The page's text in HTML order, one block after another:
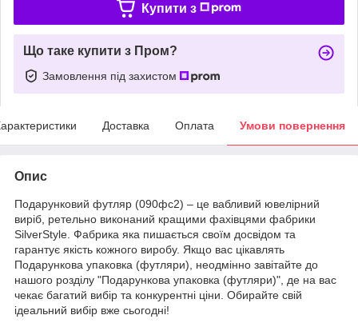
Купити з
Що таке купити з Пром?
Замовлення під захистом
Доставка Оплата Умови повернення
Опис
Подарунковий футляр (090фс2) – це вабливий ювелірний
виріб, ретельно виконаний кращими фахівцями фабрики
SilverStyle. Фабрика яка пишається своїм досвідом та
гарантує якість кожного виробу. Якщо вас цікавлять
Подарункова упаковка (футляри), неодмінно завітайте до
нашого розділу "Подарункова упаковка (футляри)", де на вас
чекає багатий вибір та конкурентні ціни. Обирайте свій
ідеальний вибір вже сьогодні!